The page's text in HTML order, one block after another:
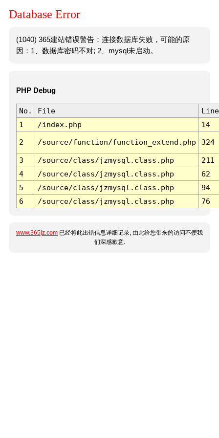
Database Error
(1040) 365建站错误警告：连接数据库失败，可能的原
因：1、数据库密码不对; 2、mysql未启动。
PHP Debug
No. File
Line
1
/index.php 14
2 /source/function/function_extend.php 324
3 /source/class/jzmysql.class.php
211
4
/source/class/jzmysql.class.php
62
5
/source/class/jzmysql.class.php
94
6
/source/class/jzmysql.class.php 76
www.365jz.com 已经将此出错信息详细记录, 由此给您带来的访问不便我
们深感歉意.